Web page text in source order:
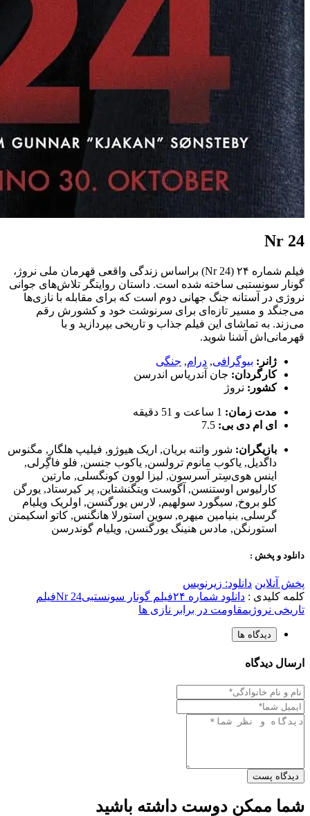
Nr 24
فیلم شماره ۲۴ (Nr 24) براساس زندگی واقعی قهرمان ملی نروژ،
گونار سونستبی ساخته شده است. داستان روایتگر تلاش‌های جوانی
نروژی در آستانه جنگ جهانی دوم است که برای مقابله با نازی‌ها
می‌جنگد و مسیر تازه‌ای برای سرنوشت خود و کشورش رقم
می‌زند. به تماشای این فیلم جذاب و تاریخی بپردازید و با
قهرمانی‌اش آشنا شوید.
ژانر: بیوگرافی, درام, جنگی
کارگردان: جان آندریاس اندرسن
کشور: نروژ
مدت زمان: 1 ساعت و 51 دقیقه
ای ام دی بی: 7.5
بازیگران: شور واتنه بریان, اریک هیوژو, فیلیپ هلگار , مگنوس
داگدیل, یاکوب مانوم ترولسن, یاکوب جنسن, فلو فاگِرلی,
اینس هوی‌سِتر آسرسون, لیزا لوون کونگسلی, مارتین
کارلیوس اوستنسن, آگوست ویتگنشتاین, پر کیرستاد, یورگن
کلو بروخ, سیگورد سولهیم, لارس یورگنسن, اولریک ویلیام
گرسلی, بنیامین میهره, سوین استورلا هانگنس, کاتو اسکیمتن
استورنگن, مادس هنینگ یورگنسن, ویلیام گوندرسن
دانلود و پخش :
پخش آنلاین دانلود: زیرنویس
کلمه کلیدی : دانلود شماره ۲۴ فیلم گونار سونستبیNr 24فیلم
تاریخی نروژیمقاومت در برابر نازی ها
دیدگاه ها
ارسال دیدگاه
دیدگاه پست
شما ممکن دوست داشته باشید